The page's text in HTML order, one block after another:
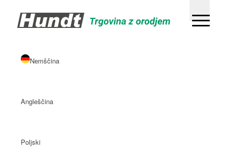
Nemščina
Angleščina
Poljski